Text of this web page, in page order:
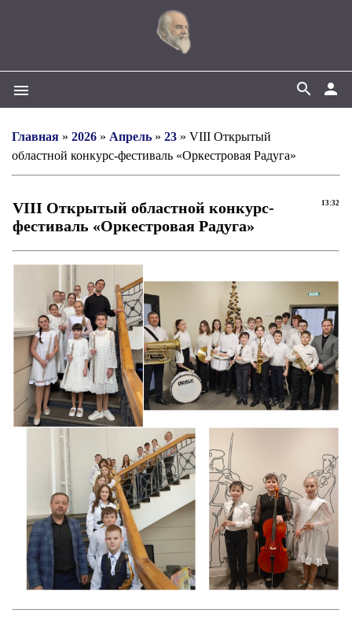
menu person
search
Главная » 2026 » Апрель » 23 » VIII Открытый
областной конкурс-фестиваль «Оркестровая Радуга»
13:32
VIII Открытый областной конкурс-
фестиваль «Оркестровая Радуга»